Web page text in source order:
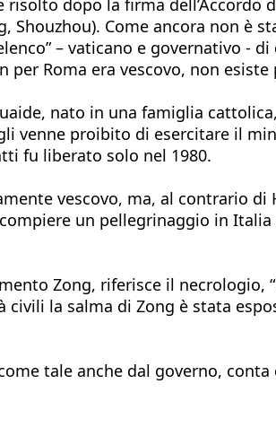
dopo la firma
Shouzhou). Come ancora non è
– vaticano e governativo -
Roma era vescovo, non
nato in una famiglia
proibito di esercitare il
fu liberato solo nel 1980.
vescovo, ma, al contrario
un pellegrinaggio in
Zong, riferisce il
la salma di Zong è stata
tale anche dal governo,